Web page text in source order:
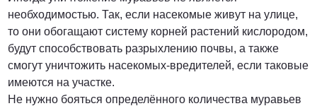
необходимостью. Так, если насекомые живут на улице,
то они обогащают систему корней растений кислородом,
будут способствовать разрыхлению почвы, а также
смогут уничтожить насекомых-вредителей, если таковые
имеются на участке.
Не нужно бояться определённого количества муравьев